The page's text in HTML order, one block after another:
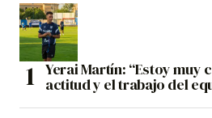
Yerai Martín: “Estoy muy
actitud y el trabajo del